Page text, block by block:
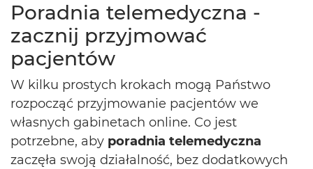
Poradnia telemedyczna -
zacznij przyjmować
pacjentów
W kilku prostych krokach mogą Państwo
rozpocząć przyjmowanie pacjentów we
własnych gabinetach online. Co jest
potrzebne, aby poradnia telemedyczna
zaczęła swoją działalność, bez dodatkowych